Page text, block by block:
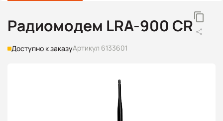
Радиомодем LRA-900 CR
Доступно к заказуАртикул 6133601